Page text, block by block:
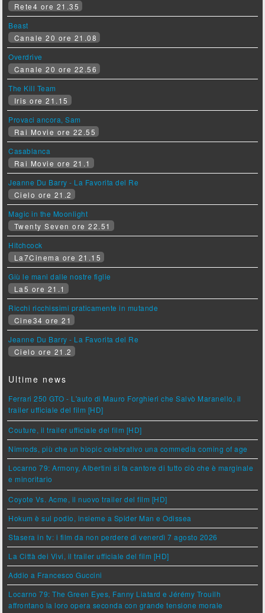
Rete4 ore 21.35
Beast
Canale 20 ore 21.08
Overdrive
Canale 20 ore 22.56
The Kill Team
Iris ore 21.15
Provaci ancora, Sam
Rai Movie ore 22.55
Casablanca
Rai Movie ore 21.1
Jeanne Du Barry - La Favorita del Re
Cielo ore 21.2
Magic in the Moonlight
Twenty Seven ore 22.51
Hitchcock
La7Cinema ore 21.15
Giù le mani dalle nostre figlie
La5 ore 21.1
Ricchi ricchissimi praticamente in mutande
Cine34 ore 21
Jeanne Du Barry - La Favorita del Re
Cielo ore 21.2
Ultime news
Ferrari 250 GTO - L'auto di Mauro Forghieri che Salvò Maranello, il
trailer ufficiale del film [HD]
Couture, il trailer ufficiale del film [HD]
Nimrods, più che un biopic celebrativo una commedia coming of age
Locarno 79: Armony, Albertini si fa cantore di tutto ciò che è marginale
e minoritario
Coyote Vs. Acme, il nuovo trailer del film [HD]
Hokum è sul podio, insieme a Spider Man e Odissea
Stasera in tv: i film da non perdere di venerdì 7 agosto 2026
La Città dei Vivi, il trailer ufficiale del film [HD]
Addio a Francesco Guccini
Locarno 79: The Green Eyes, Fanny Liatard e Jérémy Trouilh
affrontano la loro opera seconda con grande tensione morale